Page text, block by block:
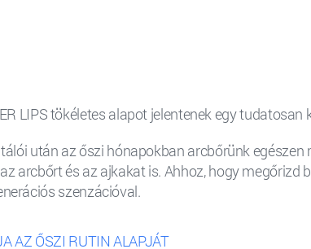
LIPS tökéletes alapot jelentenek egy
után az őszi hónapokban arcbőrünk egészen
arcbőrt és az ajkakat is. Ahhoz, hogy megőrizd
szenzációval.
AZ ŐSZI RUTIN ALAPJÁT